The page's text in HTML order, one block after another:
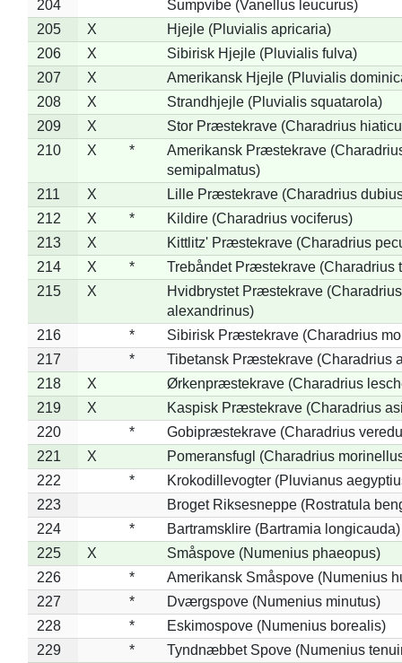
204
Sumpvibe (Vanellus leucurus)
205
X
Hjejle (Pluvialis apricaria)
206
X
Sibirisk Hjejle (Pluvialis fulva)
207
X
Amerikansk Hjejle (Pluvialis
208
X
Strandhjejle (Pluvialis squatarola)
209
X
Stor Præstekrave (Charadrius
210
X *
Amerikansk Præstekrave
semipalmatus)
211
X
Lille Præstekrave (Charadrius
212
X *
Kildire (Charadrius vociferus)
213
X
Kittlitz' Præstekrave (Charadrius
214
X *
Trebåndet Præstekrave (Charadrius
215
X
Hvidbrystet Præstekrave (Charadrius
alexandrinus)
216
*
Sibirisk Præstekrave (Charadrius
217
*
Tibetansk Præstekrave (Charadrius
218
X
Ørkenpræstekrave (Charadrius
219
X
Kaspisk Præstekrave (Charadrius
220
*
Gobipræstekrave (Charadrius
221
X
Pomeransfugl (Charadrius
222
*
Krokodillevogter (Pluvianus
223
Broget Riksesneppe (Rostratula
224
*
Bartramsklire (Bartramia longicauda)
225
X
Småspove (Numenius phaeopus)
226
*
Amerikansk Småspove (Numenius
227
*
Dværgspove (Numenius minutus)
228
*
Eskimospove (Numenius borealis)
229
* Tyndnæbbet Spove (Numenius